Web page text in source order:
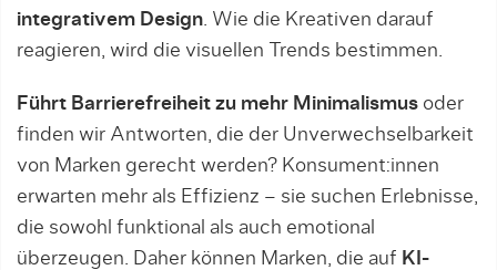
integrativem Design. Wie die Kreativen darauf
reagieren, wird die visuellen Trends bestimmen.
Führt Barrierefreiheit zu mehr Minimalismus oder
finden wir Antworten, die der Unverwechselbarkeit
von Marken gerecht werden? Konsument:innen
erwarten mehr als Effizienz – sie suchen Erlebnisse,
die sowohl funktional als auch emotional
überzeugen. Daher können Marken, die auf KI-